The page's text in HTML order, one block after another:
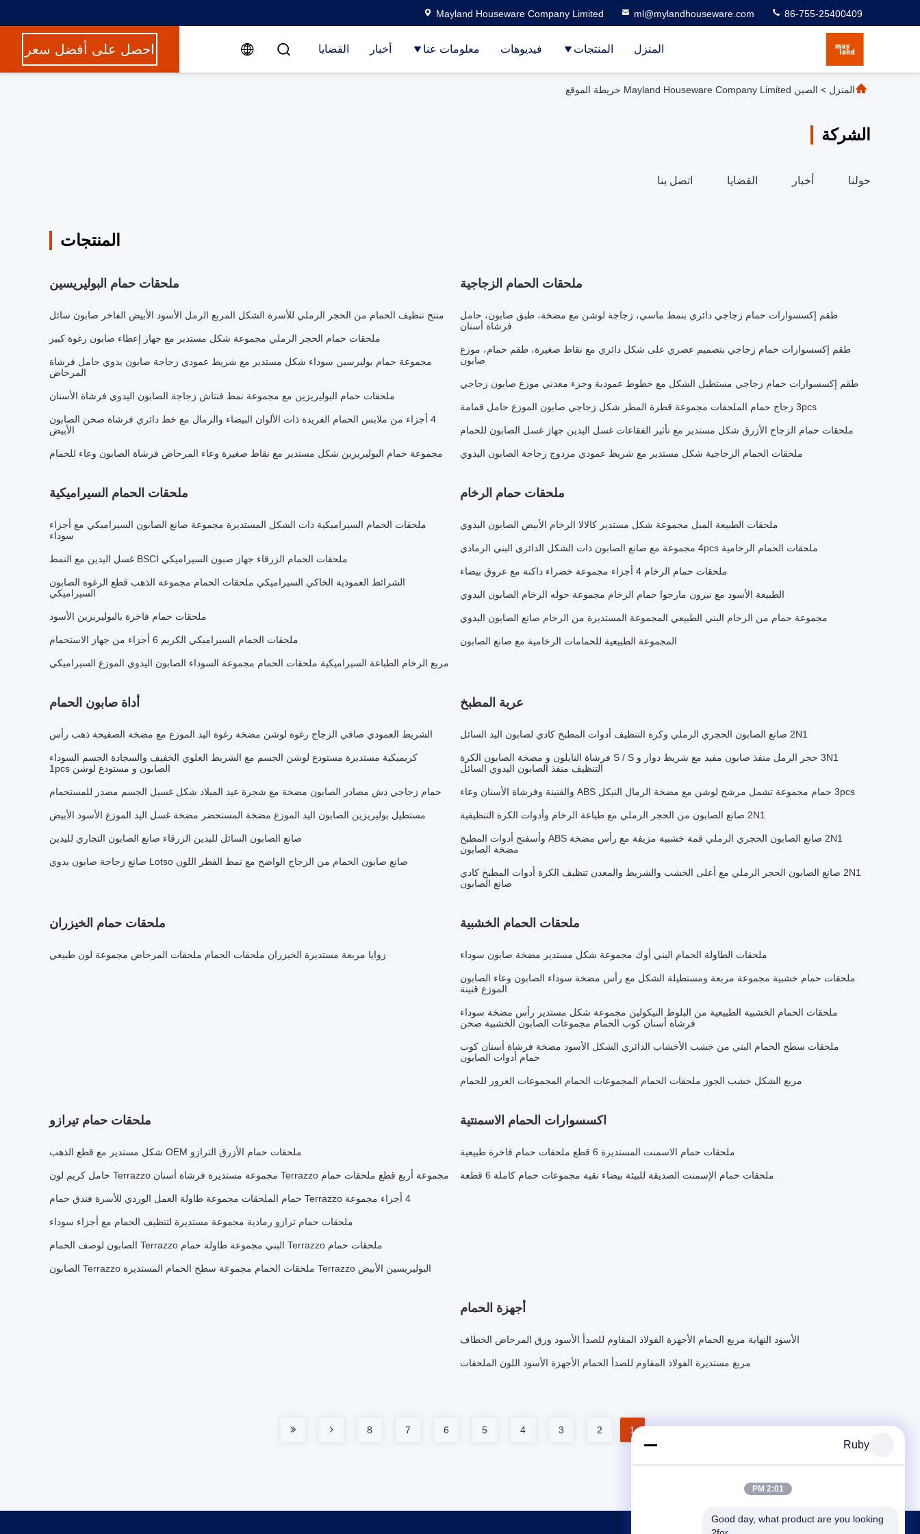
Mayland Houseware Company Limited ml@mylandhouseware.com 86-755-25400409
المنزل المنتجات فيديوهات معلومات عنا أخبار القضايا احصل على أفضل سعر
المنزل > الصين Mayland Houseware Company Limited خريطة الموقع
الشركة
حولنا أخبار القضايا اتصل بنا
المنتجات
ملحقات الحمام الزجاجية
طقم إكسسوارات حمام زجاجي دائري بنمط ماسي، زجاجة لوشن مع مضخة، طبق صابون، حامل
فرشاة أسنان
طقم إكسسوارات حمام زجاجي بتصميم عصري على شكل دائري مع نقاط صغيرة، طقم حمام، موزع
صابون
طقم إكسسوارات حمام زجاجي مستطيل الشكل مع خطوط عمودية وجزء معدني موزع صابون زجاجي
3pcs زجاج حمام الملحقات مجموعة قطرة المطر شكل زجاجي صابون الموزع حامل قمامة
ملحقات حمام الزجاج الأزرق شكل مستدير مع تأثير الفقاعات غسل اليدين جهاز غسل الصابون للحمام
ملحقات الحمام الزجاجية شكل مستدير مع شريط عمودي مزدوج زجاجة الصابون اليدوي
ملحقات حمام البوليريسين
منتج تنظيف الحمام من الحجر الرملي للأسرة الشكل المربع الرمل الأسود الأبيض الفاخر صابون سائل
ملحقات حمام الحجر الرملي مجموعة شكل مستدير مع جهاز إعطاء صابون رغوة كبير
مجموعة حمام بوليرسين سوداء شكل مستدير مع شريط عمودي زجاجة صابون يدوي حامل فرشاة
المرحاض
ملحقات حمام البوليريزين مع مجموعة نمط فنتاش زجاجة الصابون اليدوي فرشاة الأسنان
4 أجزاء من ملابس الحمام الفريدة ذات الألوان البيضاء والرمال مع خط دائري فرشاة صحن الصابون
الأبيض
مجموعة حمام البوليريزين شكل مستدير مع نقاط صغيرة وعاء المرحاض فرشاة الصابون وعاء للحمام
ملحقات حمام الرخام
ملحقات الطبيعة المبل مجموعة شكل مستدير كالالا الرخام الأبيض الصابون اليدوي
ملحقات الحمام الرخامية 4pcs مجموعة مع صانع الصابون ذات الشكل الدائري البني الرمادي
ملحقات حمام الرخام 4 أجزاء مجموعة خضراء داكنة مع عروق بيضاء
الطبيعة الأسود مع نيرون مارجوا حمام الرخام مجموعة حوله الرخام الصابون اليدوي
مجموعة حمام من الرخام البني الطبيعي المجموعة المستديرة من الرخام صانع الصابون اليدوي
المجموعة الطبيعية للحمامات الرخامية مع صانع الصابون
ملحقات الحمام السيراميكية
ملحقات الحمام السيراميكية ذات الشكل المستديرة مجموعة صانع الصابون السيراميكي مع أجزاء
سوداء
ملحقات الحمام الزرقاء جهاز صبون السيراميكي BSCI غسل اليدين مع النمط
الشرائط العمودية الخاكي السيراميكي ملحقات الحمام مجموعة الذهب قطع الرغوة الصابون
السيراميكي
ملحقات حمام فاخرة بالبوليريزين الأسود
ملحقات الحمام السيراميكي الكريم 6 أجزاء من جهاز الاستحمام
مربع الرخام الطباعة السيراميكية ملحقات الحمام مجموعة السوداء الصابون اليدوي الموزع السيراميكي
عربة المطبخ
2N1 صانع الصابون الحجري الرملي وكرة التنظيف أدوات المطبخ كادي لصابون اليد السائل
3N1 حجر الرمل منفذ صابون مفيد مع شريط دوار و S / S فرشاة النايلون و مضخة الصابون الكرة
التنظيف منفذ الصابون اليدوي السائل
3pcs حمام مجموعة تشمل مرشح لوشن مع مضخة الرمال النيكل ABS والقنينة وفرشاة الأسنان وعاء
2N1 صانع الصابون من الحجر الرملي مع طباعة الرخام وأدوات الكرة التنظيفية
2N1 صانع الصابون الحجري الرملي قمة خشبية مزيفة مع رأس مضخة ABS وأسفنج أدوات المطبخ
مضخة الصابون
2N1 صانع الصابون الحجر الرملي مع أعلى الخشب والشريط والمعدن تنظيف الكرة أدوات المطبخ كادي
صانع الصابون
أداة صابون الحمام
الشريط العمودي صافي الزجاج رغوة لوشن مضخة رغوة اليد الموزع مع مضخة الصفيحة ذهب رأس
كريميكية مستديرة مستودع لوشن الجسم مع الشريط العلوي الخفيف والسجادة الجسم السوداء
الصابون و مستودع لوشن 1pcs
حمام زجاجي دش مصادر الصابون مضخة مع شجرة عيد الميلاد شكل غسيل الجسم مصدر للمستحمام
مستطيل بوليريزين الصابون اليد الموزع مضخة المستحضر مضخة غسل اليد الموزع الأسود الأبيض
صانع الصابون السائل لليدين الزرقاء صانع الصابون التجاري لليدين
صانع صابون الحمام من الزجاج الواضح مع نمط الفطر اللون Lotso صانع زجاجة صابون يدوي
ملحقات الحمام الخشبية
ملحقات الطاولة الحمام البني أوك مجموعة شكل مستدير مضخة صابون سوداء
ملحقات حمام خشبية مجموعة مربعة ومستطيلة الشكل مع رأس مضخة سوداء الصابون وعاء الصابون
الموزع قنينة
ملحقات الحمام الخشبية الطبيعية من البلوط النيكولين مجموعة شكل مستدير رأس مضخة سوداء
فرشاة أسنان كوب الحمام مجموعات الصابون الخشبية صحن
ملحقات سطح الحمام البني من خشب الأخشاب الدائري الشكل الأسود مضخة فرشاة أسنان كوب
حمام أدوات الصابون
مربع الشكل خشب الجوز ملحقات الحمام المجموعات الحمام المجموعات الغرور للحمام
ملحقات حمام الخيزران
زوايا مربعة مستديرة الخيزران ملحقات الحمام ملحقات المرحاض مجموعة لون طبيعي
اكسسوارات الحمام الاسمنتية
ملحقات حمام الاسمنت المستديرة 6 قطع ملحقات حمام فاخرة طبيعية
ملحقات حمام الإسمنت الصديقة للبيئة بيضاء نقية مجموعات حمام كاملة 6 قطعة
ملحقات حمام تيرازو
ملحقات حمام الأزرق الترازو OEM شكل مستدير مع قطع الذهب
مجموعة أربع قطع ملحقات حمام Terrazzo مجموعة مستديرة فرشاة أسنان Terrazzo حامل كريم لون
4 أجزاء مجموعة Terrazzo حمام الملحقات مجموعة طاولة العمل الوردي للأسرة فندق حمام
ملحقات حمام ترازو رمادية مجموعة مستديرة لتنظيف الحمام مع أجزاء سوداء
ملحقات حمام Terrazzo البني مجموعة طاولة حمام Terrazzo الصابون لوصف الحمام
البوليريسين الأبيض Terrazzo ملحقات الحمام مجموعة سطح الحمام المستديرة Terrazzo الصابون
أجهزة الحمام
الأسود النهاية مربع الحمام الأجهزة الفولاذ المقاوم للصدأ الأسود ورق المرحاض الخطاف
مربع مستديرة الفولاذ المقاوم للصدأ الحمام الأجهزة الأسود اللون الملحقات
1
2
3
4
5
6
7
8
Ruby
2:01 PM
Good day, what product are you looking